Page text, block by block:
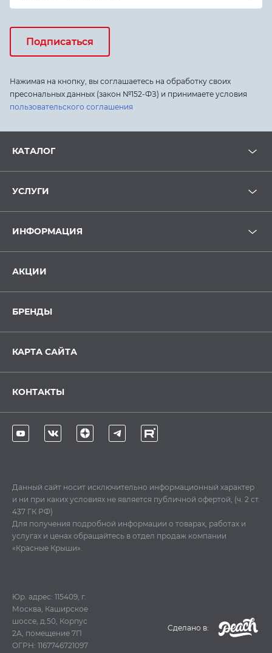
Подписаться
Нажимая на кнопку, вы соглашаетесь на обработку своих
пресональных данных (закон №152-ФЗ) и принимаете условия
пользовательского соглашения
КАТАЛОГ
УСЛУГИ
ИНФОРМАЦИЯ
АКЦИИ
БРЕНДЫ
КАРТА САЙТА
КОНТАКТЫ
Данный сайт носит исключительно информационный характер
и ни при каких условиях не является публичной офертой, (ч. 2 ст.
437 ГК РФ)
Для получения подробной информации о товарах, работах и
услугах и ценах обращайтесь в отдел продаж компании
«Красные Крыши».
Юр. адрес: 115409, г.
Москва, Каширское
шоссе, д.50, Корпус
2А, помещение 7П
ОГРН: 1167746721097
Cделано в: